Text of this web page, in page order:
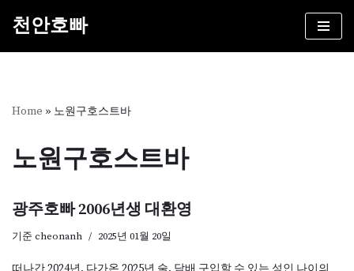
건
뛰
기
천안호빠
Home » 노원구호스트바
노원구호스트바
광주호빠 2006년생 대환영
기준 cheonanh 2025년 01월 20일